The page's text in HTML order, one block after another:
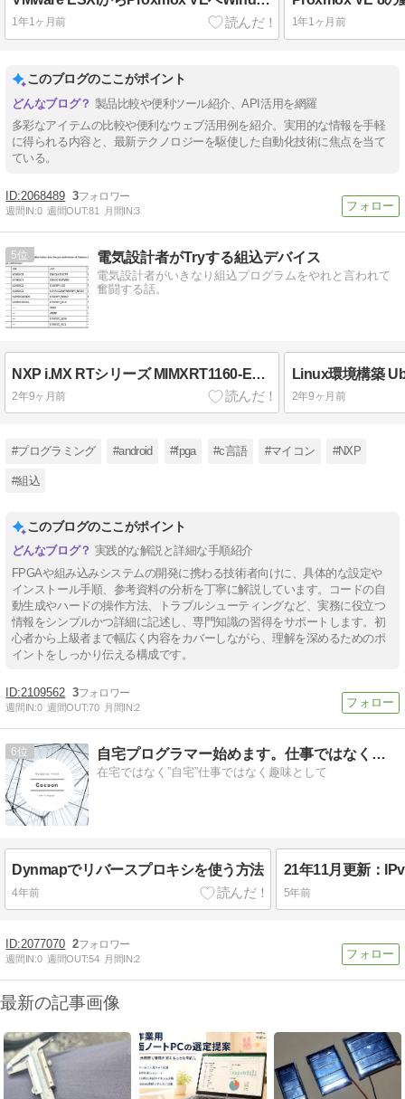
1年1ヶ月前 1年1ヶ月前
このブログのここがポイント
製品比較や便利ツール紹介、API活用を網羅
多彩なアイテムの比較や便利なウェブ活用例を紹介。実用的な情報を手軽
に得られる内容と、最新テクノロジーを駆使した自動化技術に焦点を当て
ている。
2068489 3
週間IN:0 週間OUT:81 月間IN:3
5 電気設計者がTryする組込デバイス
電気設計者がいきなり組込プログラムをやれと言われて
奮闘する話。
NXP i.MX RTシリーズ MIMXRT1160-EVK Board LED点灯
2年9ヶ月前
Linux環境構築
2年9ヶ月前
#プログラミング #android #fpga #c言語 #マイコン #NXP
#組込
このブログのここがポイント
実践的な解説と詳細な手順紹介
FPGAや組み込みシステムの開発に携わる技術者向けに、具体的な設定や
インストール手順、参考資料の分析を丁寧に解説しています。コードの自
動生成やハードの操作方法、トラブルシューティングなど、実務に役立つ
情報をシンプルかつ詳細に記述し、専門知識の習得をサポートします。初
心者から上級者まで幅広く内容をカバーしながら、理解を深めるためのポ
イントをしっかり伝える構成です。
2109562 3
週間IN:0 週間OUT:70 月間IN:2
6 自宅プログラマー始めます。仕事ではなく趣味として
在宅ではなく”自宅”仕事ではなく趣味として
Dynmapでリバースプロキシを使う方法
4年前 5年前
2077070 2
週間IN:0 週間OUT:54 月間IN:2
最新の記事画像